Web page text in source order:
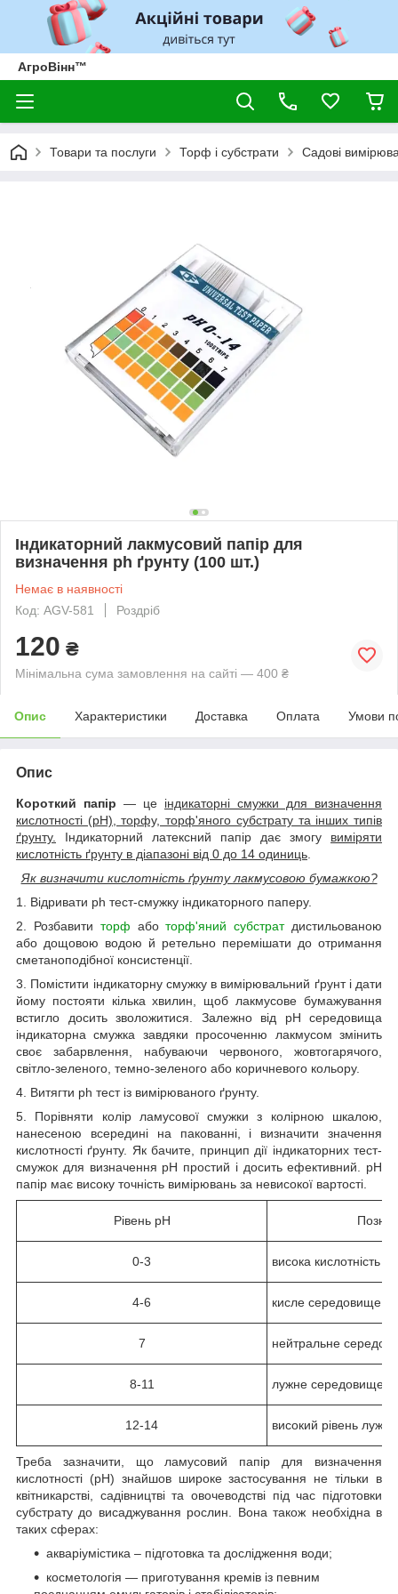
АгроВінн™
Товари та послуги Торф і субстрати Садові
Індикаторний лакмусовий папір для
визначення ph ґрунту (100 шт.)
Немає в наявності
Код: AGV-581
Роздріб
120 ₴
Мінімальна сума замовлення на сайті — 400 ₴
Опис Характеристики Доставка Оплата Умови
Опис
Короткий папір — це індикаторні смужки для визначення
кислотності (pH), торфу, торф'яного субстрату та інших типів
ґрунту.
Індикаторний латексний папір дає змогу виміряти
кислотність ґрунту в діапазоні від 0 до 14 одиниць
Як визначити кислотність ґрунту лакмусовою бумажкою?
1. Відривати ph тест-смужку індикаторного паперу.
2. Розбавити торф аботорф'яний субстратдистильованою
або дощовою водою й ретельно перемішати до отримання
сметаноподібної консистенції.
3. Помістити індикаторну смужку в вимірювальний ґрунт і дати
йому постояти кілька хвилин, щоб лакмусове бумажування
встигло досить зволожитися. Залежно від pH середовища
індикаторна смужка завдяки просоченню лакмусом змінить
своє забарвлення, набуваючи червоного, жовтогарячого,
світло-зеленого, темно-зеленого або коричневого кольору.
4. Витягти ph тест із вимірюваного ґрунту.
5. Порівняти колір ламусової смужки з колірною шкалою,
нанесеною всередині на пакованні, і визначити значення
кислотності ґрунту. Як бачите, принцип дії індикаторних тест-
смужок для визначення pH простий і досить ефективний. pH
папір має високу точність вимірювань за невисокої вартості.
Рівень pH
0-3 висока кислотність
4-6 кисле середовище
7 нейтральне
8-11 лужне середовище
12-14 високий рівень
Треба зазначити, що ламусовий папір для визначення
кислотності (pH) знайшов широке застосування не тільки в
квітникарстві, садівництві та овочеводстві під час підготовки
субстрату до висаджування рослин. Вона також необхідна в
таких сферах:
акваріумістика – підготовка та дослідження води;
косметологія — приготування кремів із певним